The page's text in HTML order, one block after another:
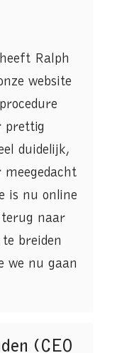
Ralph
website
prettig
duidelijk,
is nu online
naar
breiden
we nu gaan
(CEO